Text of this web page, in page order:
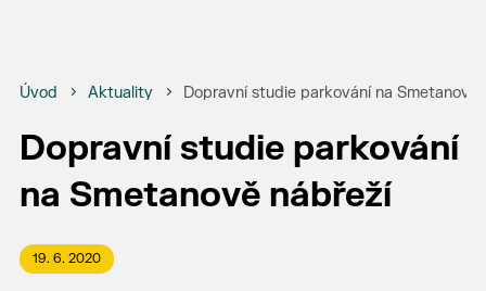
Úvod Aktuality Dopravní studie parkování na Smetanově
Dopravní studie parkování
na Smetanově nábřeží
19. 6. 2020